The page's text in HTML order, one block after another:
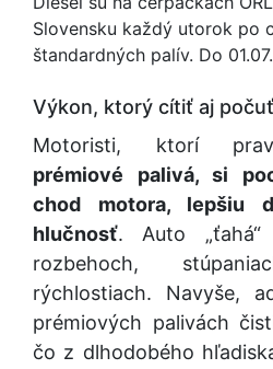
Slovensku každý utorok po
štandardných palív. Do
Výkon, ktorý cítiť aj počuť
Motoristi, ktorí
prémiové palivá, si
chod motora, lepšiu
hlučnosť. Auto
rozbehoch,
rýchlostiach. Navyše,
prémiových palivách
čo z dlhodobého